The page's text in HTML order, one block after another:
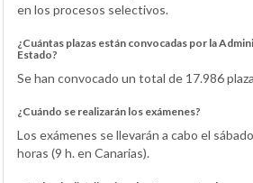
en los procesos selectivos.
¿Cuántas plazas están convocadas por la
Estado?
Se han convocado un total de 17.986
¿Cuándo se realizarán los exámenes?
Los exámenes se llevarán a cabo el
horas (9 h. en Canarias).